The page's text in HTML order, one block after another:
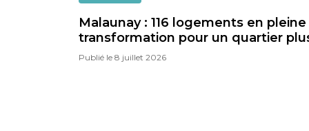
Malaunay : 116 logements en pleine
transformation pour un quartier
confortable, plus vert et plus durable
Publié le 8 juillet 2026